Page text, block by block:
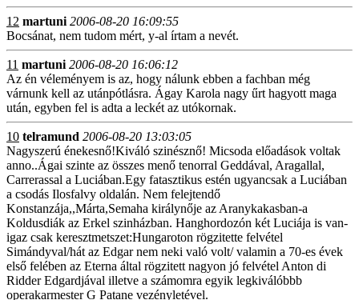
12 martuni 2006-08-20 16:09:55
Bocsánat, nem tudom mért, y-al írtam a nevét.
11 martuni 2006-08-20 16:06:12
Az én véleményem is az, hogy nálunk ebben a fachban még
várnunk kell az utánpótlásra. Ágay Karola nagy űrt hagyott maga
után, egyben fel is adta a leckét az utókornak.
10 telramund 2006-08-20 13:03:05
Nagyszerú énekesnő!Kiváló szinésznő! Micsoda előadások voltak
anno..Ágai szinte az összes menő tenorral Geddával, Aragallal,
Carrerassal a Luciában.Egy fatasztikus estén ugyancsak a Luciában
a csodás Ilosfalvy oldalán. Nem felejtendő
Konstanzája,,Márta,Semaha királynője az Aranykakasban-a
Koldusdiák az Erkel szinházban. Hanghordozón két Luciája is van-
igaz csak keresztmetszet:Hungaroton rögzitette felvétel
Simándyval/hát az Edgar nem neki való volt/ valamin a 70-es évek
első felében az Eterna által rögzitett nagyon jó felvétel Anton di
Ridder Edgardjával illetve a számomra egyik legkiválóbbb
operakarmester G Patane vezényletével.